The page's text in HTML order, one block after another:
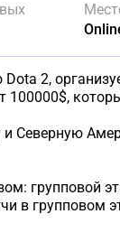
Dota 2,
Северную
групповой
в